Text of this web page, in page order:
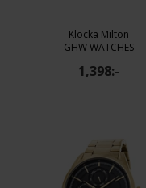
Klocka Milton
GHW WATCHES
1,398:-